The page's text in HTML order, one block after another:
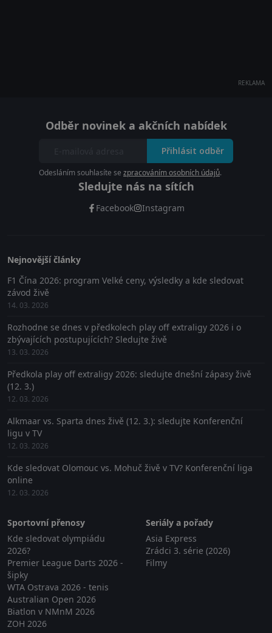
REKLAMA
Odběr novinek a akčních nabídek
Přihlásit odběr
Odesláním souhlasíte se zpracováním osobních údajů.
Sledujte nás na sítích
Facebook Instagram
Nejnovější články
F1 Čína 2026: program Velké ceny, výsledky a kde sledovat
závod živě
14. 03. 2026
Rozhodne se dnes v předkolech play off extraligy 2026 i o
zbývajících postupujících? Sledujte živě
13. 03. 2026
Předkola play off extraligy 2026: sledujte dnešní zápasy živě
(12. 3.)
12. 03. 2026
Alkmaar vs. Sparta dnes živě (12. 3.): sledujte Konferenční
ligu v TV
12. 03. 2026
Kde sledovat Olomouc vs. Mohuč živě v TV? Konferenční liga
online
12. 03. 2026
Sportovní přenosy
Kde sledovat olympiádu
2026?
Premier League Darts 2026 -
šipky
WTA Ostrava 2026 - tenis
Australian Open 2026
Biatlon v NMnM 2026
ZOH 2026
Seriály a pořady
Asia Express
Zrádci 3. série (2026)
Filmy